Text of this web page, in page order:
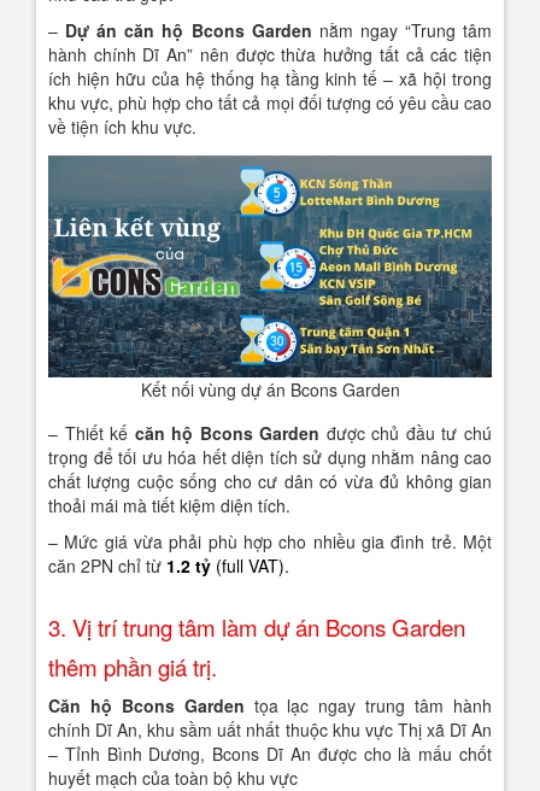
– Dự án căn hộ Bcons Garden nằm ngay “Trung tâm
hành chính Dĩ An” nên được thừa hưởng tất cả các tiện
ích hiện hữu của hệ thống hạ tầng kinh tế – xã hội trong
khu vực, phù hợp cho tất cả mọi đối tượng có yêu cầu cao
về tiện ích khu vực.
Kết nối vùng dự án Bcons Garden
– Thiết kế căn hộ Bcons Garden được chủ đầu tư chú
trọng để tối ưu hóa hết diện tích sử dụng nhằm nâng cao
chất lượng cuộc sống cho cư dân có vừa đủ không gian
thoải mái mà tiết kiệm diện tích.
– Mức giá vừa phải phù hợp cho nhiều gia đình trẻ. Một
căn 2PN chỉ từ 1.2 tỷ (full VAT).
3. Vị trí trung tâm làm dự án Bcons Garden
thêm phần giá trị.
Căn hộ Bcons Garden tọa lạc ngay trung tâm hành
chính Dĩ An, khu sầm uất nhất thuộc khu vực Thị xã Dĩ An
– Tỉnh Bình Dương, Bcons Dĩ An được cho là mấu chốt
huyết mạch của toàn bộ khu vực